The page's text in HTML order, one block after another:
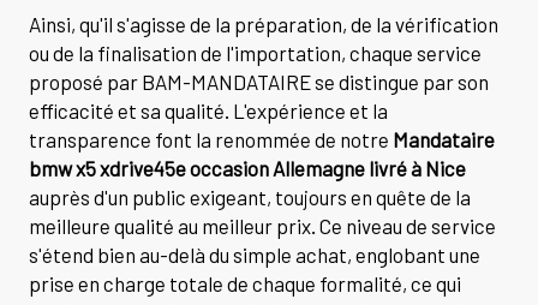
Ainsi, qu'il s'agisse de la préparation, de la vérification
ou de la finalisation de l'importation, chaque service
proposé par BAM-MANDATAIRE se distingue par son
efficacité et sa qualité. L'expérience et la
transparence font la renommée de notre Mandataire
bmw x5 xdrive45e occasion Allemagne livré à Nice
auprès d'un public exigeant, toujours en quête de la
meilleure qualité au meilleur prix. Ce niveau de service
s'étend bien au-delà du simple achat, englobant une
prise en charge totale de chaque formalité, ce qui